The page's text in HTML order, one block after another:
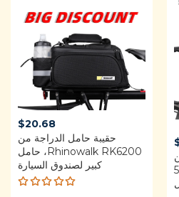
Rhinowalk SK300، سعة 5
$20.68
حقيبة حامل الدراجة من
Rhinowalk RK6200، حامل
كبير لصندوق السيارة